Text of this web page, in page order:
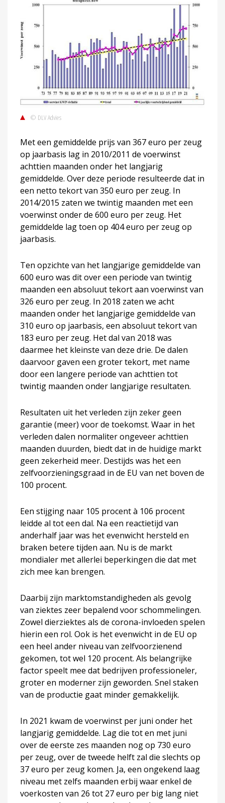
© DLV Advies
Met een gemiddelde prijs van 367 euro per zeug
op jaarbasis lag in 2010/2011 de voerwinst
achttien maanden onder het langjarig
gemiddelde. Over deze periode resulteerde dat in
een netto tekort van 350 euro per zeug. In
2014/2015 zaten we twintig maanden met een
voerwinst onder de 600 euro per zeug. Het
gemiddelde lag toen op 404 euro per zeug op
jaarbasis.
Ten opzichte van het langjarige gemiddelde van
600 euro was dit over een periode van twintig
maanden een absoluut tekort aan voerwinst van
326 euro per zeug. In 2018 zaten we acht
maanden onder het langjarige gemiddelde van
310 euro op jaarbasis, een absoluut tekort van
183 euro per zeug. Het dal van 2018 was
daarmee het kleinste van deze drie. De dalen
daarvoor gaven een groter tekort, met name
door een langere periode van achttien tot
twintig maanden onder langjarige resultaten.
Resultaten uit het verleden zijn zeker geen
garantie (meer) voor de toekomst. Waar in het
verleden dalen normaliter ongeveer achttien
maanden duurden, biedt dat in de huidige markt
geen zekerheid meer. Destijds was het een
zelfvoorzieningsgraad in de EU van net boven de
100 procent.
Een stijging naar 105 procent à 106 procent
leidde al tot een dal. Na een reactietijd van
anderhalf jaar was het evenwicht hersteld en
braken betere tijden aan. Nu is de markt
mondialer met allerlei beperkingen die dat met
zich mee kan brengen.
Daarbij zijn marktomstandigheden als gevolg
van ziektes zeer bepalend voor schommelingen.
Zowel dierziektes als de corona-invloeden spelen
hierin een rol. Ook is het evenwicht in de EU op
een heel ander niveau van zelfvoorzienend
gekomen, tot wel 120 procent. Als belangrijke
factor speelt mee dat bedrijven professioneler,
groter en moderner zijn geworden. Snel staken
van de productie gaat minder gemakkelijk.
In 2021 kwam de voerwinst per juni onder het
langjarig gemiddelde. Lag die tot en met juni
over de eerste zes maanden nog op 730 euro
per zeug, over de tweede helft zal die slechts op
37 euro per zeug komen. Ja, een ongekend laag
niveau met zelfs maanden erbij waar enkel de
voerkosten van 26 tot 27 euro per big lang niet